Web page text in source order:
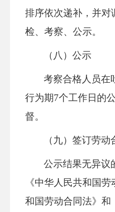
排序依次递补，并对
检、考察、公示。
（八）公示
考察合格人员在
行为期7个工作日的
督。
（九）签订劳动
公示结果无异议
《中华人民共和国
和国劳动合同法》和